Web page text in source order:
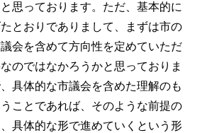
思っております。ただ、基本的に
とおりでありまして、まずは市の
会を含めて方向性を定めていただ
のではなかろうかと思っておりま
具体的な市議会を含めた理解のも
ことであれば、そのような前提の
具体的な形で進めていくという形